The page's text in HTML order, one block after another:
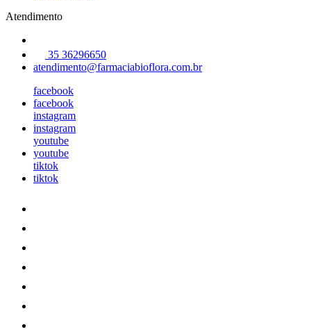
Atendimento
35 36296650
atendimento@farmaciabioflora.com.br
facebook
facebook
instagram
instagram
youtube
youtube
tiktok
tiktok